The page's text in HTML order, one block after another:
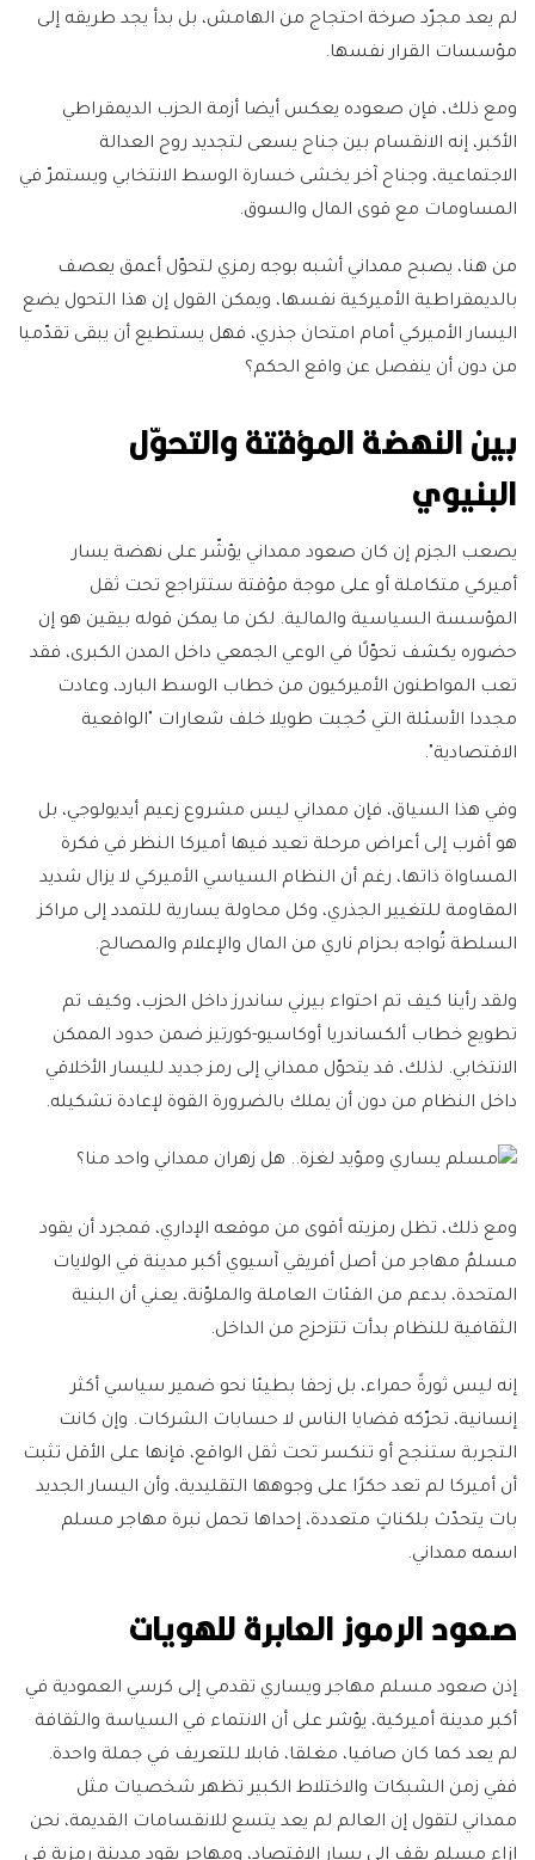
لم يعد مجرّد صرخة احتجاج من الهامش، بل بدأ يجد طريقه إلى
مؤسسات القرار نفسها.
ومع ذلك، فإن صعوده يعكس أيضا أزمة الحزب الديمقراطي
الأكبر، إنه الانقسام بين جناح يسعى لتجديد روح العدالة
الاجتماعية، وجناح آخر يخشى خسارة الوسط الانتخابي ويستمرّ في
المساومات مع قوى المال والسوق.
من هنا، يصبح ممداني أشبه بوجه رمزي لتحوّل أعمق يعصف
بالديمقراطية الأميركية نفسها، ويمكن القول إن هذا التحول يضع
اليسار الأميركي أمام امتحان جذري، فهل يستطيع أن يبقى تقدّميا
من دون أن ينفصل عن واقع الحكم؟
بين النهضة المؤقتة والتحوّل
البنيوي
يصعب الجزم إن كان صعود ممداني يؤشّر على نهضة يسار
أميركي متكاملة أو على موجة مؤقتة ستتراجع تحت ثقل
المؤسسة السياسية والمالية. لكن ما يمكن قوله بيقين هو إن
حضوره يكشف تحوّلًا في الوعي الجمعي داخل المدن الكبرى، فقد
تعب المواطنون الأميركيون من خطاب الوسط البارد، وعادت
مجددا الأسئلة التي حُجبت طويلا خلف شعارات "الواقعية
الاقتصادية".
وفي هذا السياق، فإن ممداني ليس مشروع زعيم أيديولوجي، بل
هو أقرب إلى أعراض مرحلة تعيد فيها أميركا النظر في فكرة
المساواة ذاتها، رغم أن النظام السياسي الأميركي لا يزال شديد
المقاومة للتغيير الجذري، وكل محاولة يسارية للتمدد إلى مراكز
السلطة تُواجه بحزام ناري من المال والإعلام والمصالح.
ولقد رأينا كيف تم احتواء بيرني ساندرز داخل الحزب، وكيف تم
تطويع خطاب ألكساندريا أوكاسيو-كورتيز ضمن حدود الممكن
الانتخابي. لذلك، قد يتحوّل ممداني إلى رمز جديد لليسار الأخلاقي
داخل النظام من دون أن يملك بالضرورة القوة لإعادة تشكيله.
ومع ذلك، تظل رمزيته أقوى من موقعه الإداري، فمجرد أن يقود
مسلمٌ مهاجر من أصل أفريقي آسيوي أكبر مدينة في الولايات
المتحدة، بدعم من الفئات العاملة والملوّنة، يعني أن البنية
الثقافية للنظام بدأت تتزحزح من الداخل.
إنه ليس ثورةً حمراء، بل زحفا بطيئا نحو ضمير سياسي أكثر
إنسانية، تحرّكه قضايا الناس لا حسابات الشركات. وإن كانت
التجربة ستنجح أو تنكسر تحت ثقل الواقع، فإنها على الأقل تثبت
أن أميركا لم تعد حكرًا على وجوهها التقليدية، وأن اليسار الجديد
بات يتحدّث بلكناتٍ متعددة، إحداها تحمل نبرة مهاجر مسلم
اسمه ممداني.
صعود الرموز العابرة للهويات
إذن صعود مسلم مهاجر ويساري تقدمي إلى كرسي العمودية في
أكبر مدينة أميركية، يؤشر على أن الانتماء في السياسة والثقافة
لم يعد كما كان صافيا، مغلقا، قابلا للتعريف في جملة واحدة.
ففي زمن الشبكات والاختلاط الكبير تظهر شخصيات مثل
ممداني لتقول إن العالم لم يعد يتسع للانقسامات القديمة، نحن